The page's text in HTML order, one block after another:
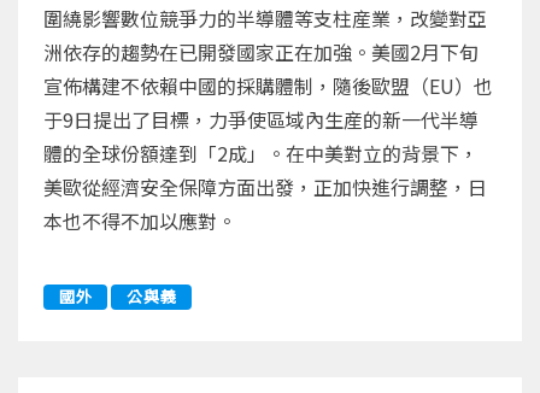
圍繞影響數位競爭力的半導體等支柱産業，改變對亞
洲依存的趨勢在已開發國家正在加強。美國2月下旬
宣佈構建不依賴中國的採購體制，隨後歐盟（EU）也
于9日提出了目標，力爭使區域內生産的新一代半導
體的全球份額達到「2成」。在中美對立的背景下，
美歐從經濟安全保障方面出發，正加快進行調整，日
本也不得不加以應對。
國外 公與義